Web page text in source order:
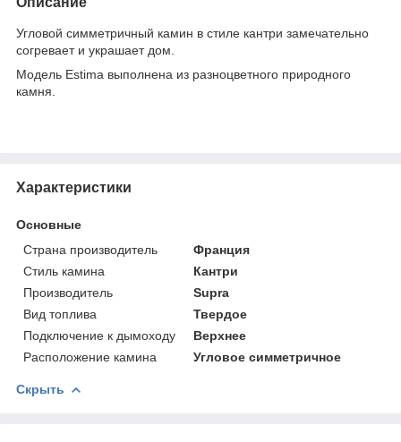
Угловой симметричный камин в стиле кантри замечательно
согревает и украшает дом.
Модель Estima выполнена из разноцветного природного
камня.
Характеристики
Основные
Страна производитель
Франция
Стиль камина
Кантри
Производитель
Supra
Вид топлива
Твердое
Подключение к дымоходу
Верхнее
Расположение камина
Угловое симметричное
Скрыть